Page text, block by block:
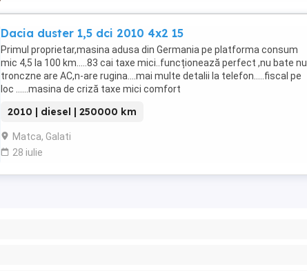
Dacia duster 1,5 dci 2010 4x2 15
Primul proprietar,masina adusa din Germania pe platforma consum
mic 4,5 la 100 km.....83 cai taxe mici..funcționează perfect ,nu bate nu
tronczne are AC,n-are rugina....mai multe detalii la telefon.....fiscal pe
loc ......masina de criză taxe mici comfort
2010 | diesel | 250000 km
Matca, Galati
28 iulie